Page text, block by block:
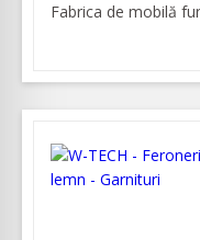
Fabrica de mobilă